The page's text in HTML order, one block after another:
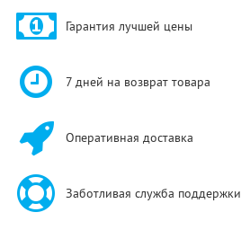
Гарантия лучшей цены
7 дней на возврат товара
Оперативная доставка
Заботливая служба поддержки